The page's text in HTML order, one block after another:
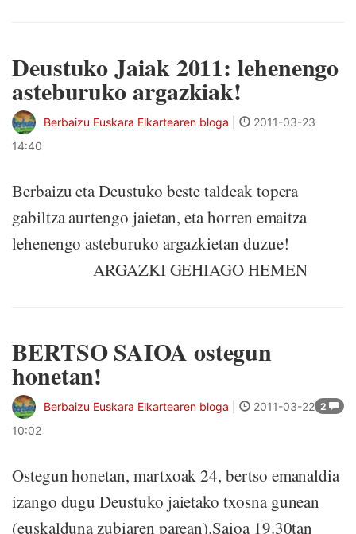
Deustuko Jaiak 2011: lehenengo
asteburuko argazkiak!
Berbaizu Euskara Elkartearen bloga
2011-03-23
14:40
Berbaizu eta Deustuko beste taldeak topera
gabiltza aurtengo jaietan, eta horren emaitza
lehenengo asteburuko argazkietan duzue!
ARGAZKI GEHIAGO HEMEN
BERTSO SAIOA ostegun
honetan!
2
Berbaizu Euskara Elkartearen bloga
2011-03-22
10:02
Ostegun honetan, martxoak 24, bertso emanaldia
izango dugu Deustuko jaietako txosna gunean
(euskalduna zubiaren parean).Saioa 19.30tan